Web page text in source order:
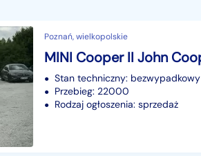
Poznań, wielkopolskie
Stan techniczny: bezwypadkowy
Przebieg: 22000
Rodzaj ogłoszenia: sprzedaż